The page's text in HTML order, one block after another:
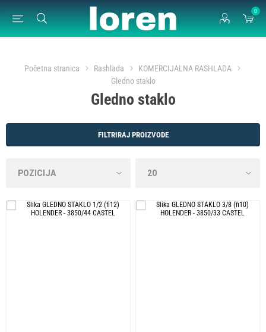
0
Početna stranica Rashlada
KOMERCIJALNA RASHLADA
Gledno staklo
Gledno staklo
FILTRIRAJ PROIZVODE